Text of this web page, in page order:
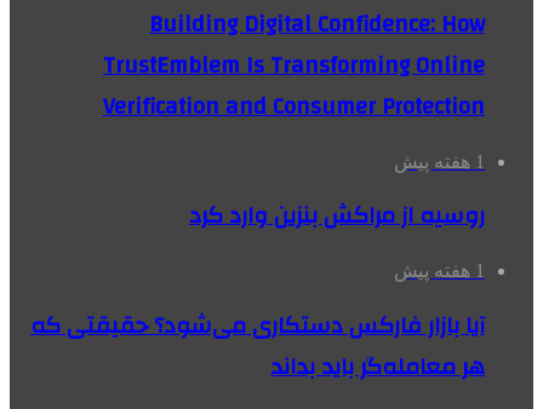
Building Digital Confidence: How
TrustEmblem Is Transforming Online
Verification and Consumer Protection
1 هفته پیش
روسیه از مراکش بنزین وارد کرد
1 هفته پیش
آیا بازار فارکس دستکاری می‌شود؟ حقیقتی که
هر معامله‌گر باید بداند